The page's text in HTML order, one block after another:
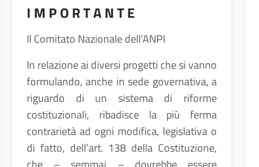
I M P O R T A N T E
Il Comitato Nazionale dell’ANPI
In relazione ai diversi progetti che si vanno
formulando, anche in sede governativa, a
riguardo di un sistema di riforme
costituzionali, ribadisce la più ferma
contrarietà ad ogni modifica, legislativa o
di fatto, dell’art. 138 della Costituzione,